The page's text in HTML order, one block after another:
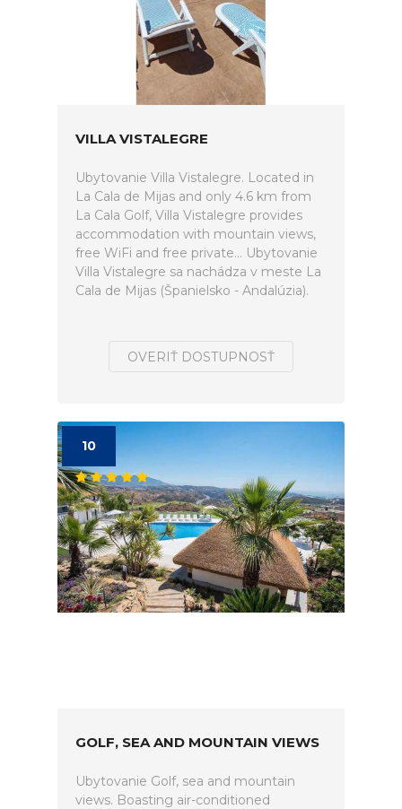
VILLA VISTALEGRE
Ubytovanie Villa Vistalegre. Located in
La Cala de Mijas and only 4.6 km from
La Cala Golf, Villa Vistalegre provides
accommodation with mountain views,
free WiFi and free private... Ubytovanie
Villa Vistalegre sa nachádza v meste La
Cala de Mijas (Španielsko - Andalúzia).
OVERIŤ DOSTUPNOSŤ
10
GOLF, SEA AND MOUNTAIN VIEWS
Ubytovanie Golf, sea and mountain
views. Boasting air-conditioned